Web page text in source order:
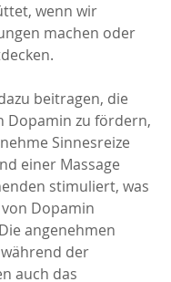
wenn wir
machen oder
beitragen, die
Dopamin zu fördern,
Sinnesreize
einer Massage
stimuliert, was
Dopamin
angenehmen
der
auch das